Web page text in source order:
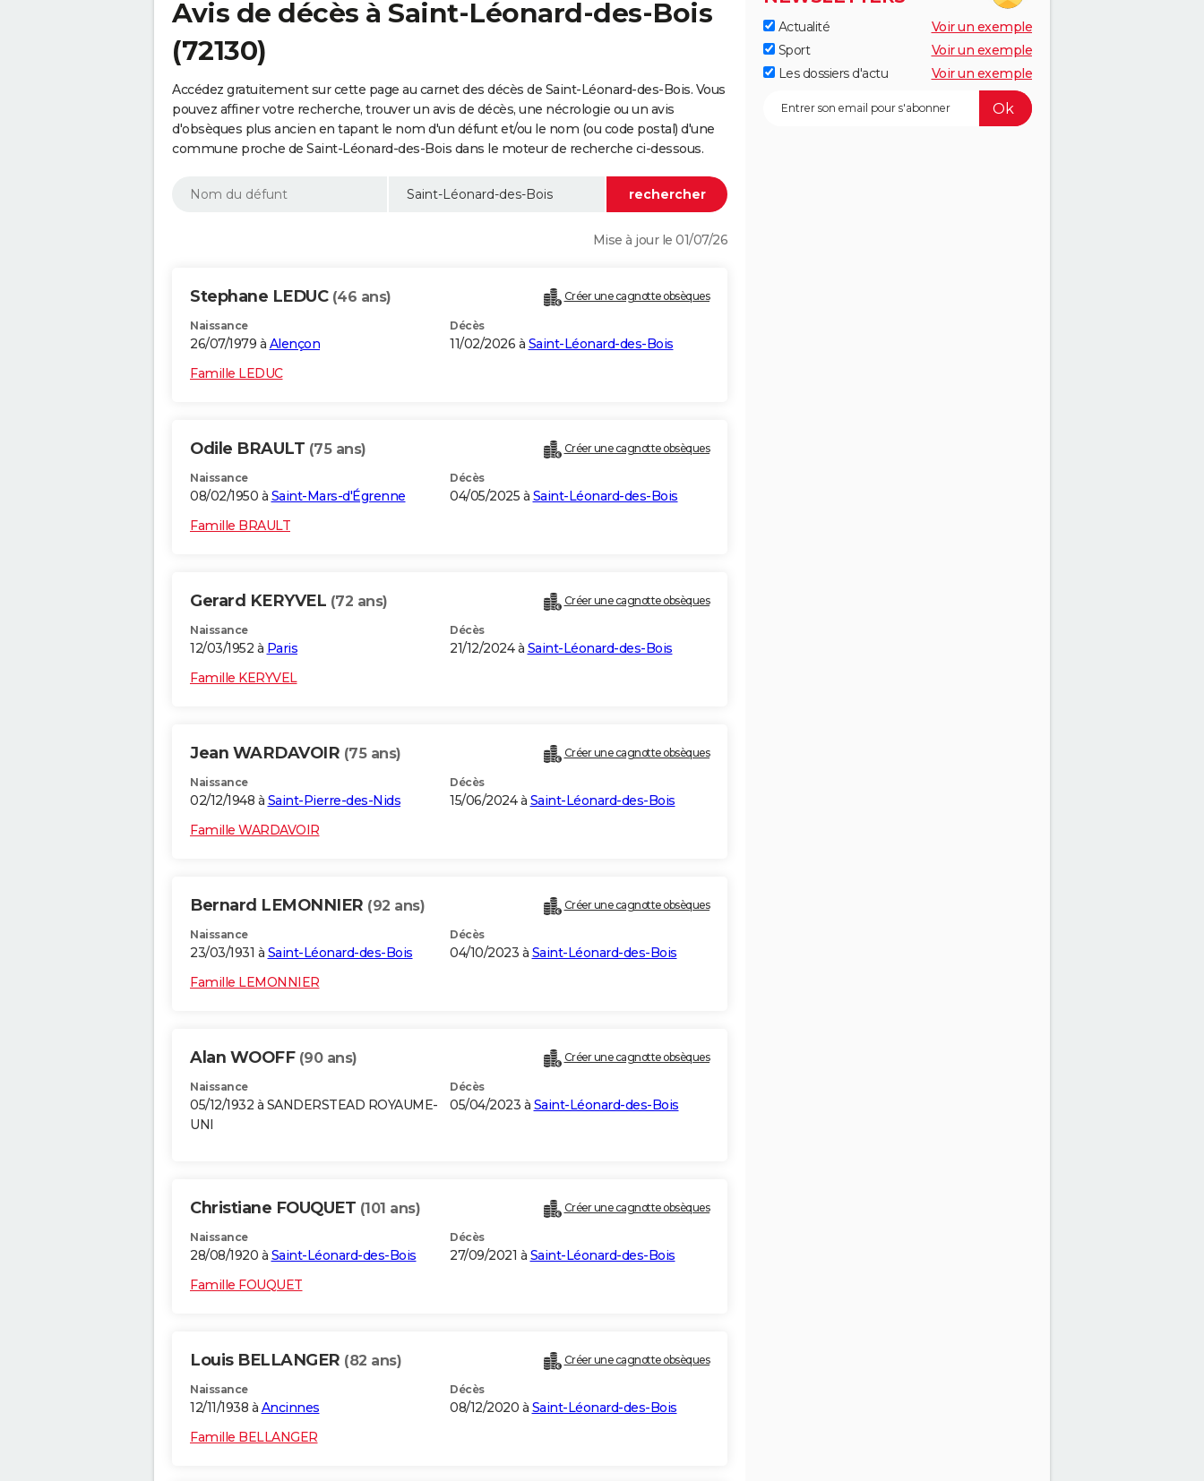
Avis de décès à Saint-Léonard-des-Bois
(72130)
Accédez gratuitement sur cette page au carnet des décès de Saint-Léonard-des-Bois. Vous
pouvez affiner votre recherche, trouver un avis de décès, une nécrologie ou un avis
d'obsèques plus ancien en tapant le nom d'un défunt et/ou le nom (ou code postal) d'une
commune proche de Saint-Léonard-des-Bois dans le moteur de recherche ci-dessous.
Mise à jour le 01/07/26
Stephane LEDUC (46 ans) Créer une cagnotte obsèques
Naissance
26/07/1979 à Alençon
Décès
11/02/2026 à Saint-Léonard-des-Bois
Famille LEDUC
Odile BRAULT (75 ans) Créer une cagnotte obsèques
Naissance
08/02/1950 à Saint-Mars-d'Égrenne
Décès
04/05/2025 à Saint-Léonard-des-Bois
Famille BRAULT
Gerard KERYVEL (72 ans) Créer une cagnotte obsèques
Naissance
12/03/1952 à Paris
Décès
21/12/2024 à Saint-Léonard-des-Bois
Famille KERYVEL
Jean WARDAVOIR (75 ans) Créer une cagnotte obsèques
Naissance
02/12/1948 à Saint-Pierre-des-Nids
Décès
15/06/2024 à Saint-Léonard-des-Bois
Famille WARDAVOIR
Bernard LEMONNIER (92 ans) Créer une cagnotte obsèques
Naissance
23/03/1931 à Saint-Léonard-des-Bois
Décès
04/10/2023 à Saint-Léonard-des-Bois
Famille LEMONNIER
Alan WOOFF (90 ans) Créer une cagnotte obsèques
Naissance
05/12/1932 à SANDERSTEAD ROYAUME-
UNI
Décès
05/04/2023 à Saint-Léonard-des-Bois
Christiane FOUQUET (101 ans) Créer une cagnotte obsèques
Naissance
28/08/1920 à Saint-Léonard-des-Bois
Décès
27/09/2021 à Saint-Léonard-des-Bois
Famille FOUQUET
Louis BELLANGER (82 ans) Créer une cagnotte obsèques
Naissance
12/11/1938 à Ancinnes
Décès
08/12/2020 à Saint-Léonard-des-Bois
Famille BELLANGER
Actualité
Voir un exemple
Sport
Voir un exemple
Les dossiers d'actu
Voir un exemple